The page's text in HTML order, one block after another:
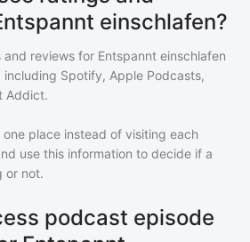
einschlafen?
and reviews for Entspannt einschlafen
Spotify, Apple Podcasts,
Addict.
place instead of visiting each
use this information to decide if a
or not.
podcast episode